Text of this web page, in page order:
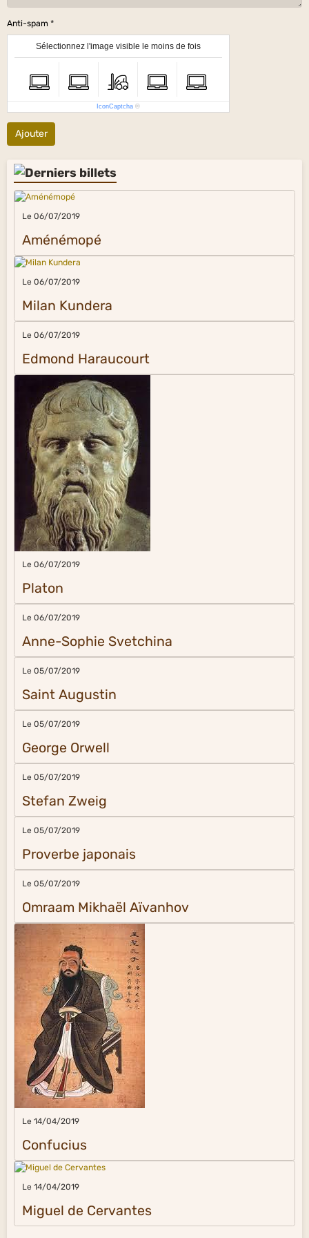
Anti-spam
Sélectionnez l'image visible le moins de fois
IconCaptcha ©
Ajouter
Le 06/07/2019
Aménémopé
Le 06/07/2019
Milan Kundera
Le 06/07/2019
Edmond Haraucourt
Le 06/07/2019
Platon
Le 06/07/2019
Anne-Sophie Svetchina
Le 05/07/2019
Saint Augustin
Le 05/07/2019
George Orwell
Le 05/07/2019
Stefan Zweig
Le 05/07/2019
Proverbe japonais
Le 05/07/2019
Omraam Mikhaël Aïvanhov
Le 14/04/2019
Confucius
Le 14/04/2019
Miguel de Cervantes